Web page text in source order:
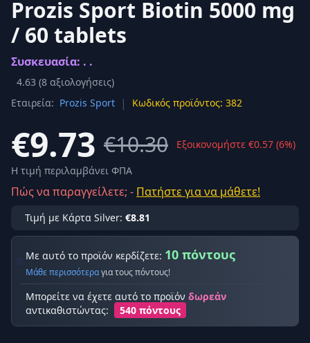
Prozis Sport Biotin 5000 mg
/ 60 tablets
Συσκευασία: . .
4.63 (8 αξιολογήσεις)
Εταιρεία: Prozis Sport | Κωδικός προϊόντος: 382
€9.73 €10.30
Εξοικονομήστε €0.57 (6%)
Η τιμή περιλαμβάνει ΦΠΑ
Πώς να παραγγείλετε; - Πατήστε για να μάθετε!
Τιμή με Κάρτα Silver: €8.81
Με αυτό το προϊόν κερδίζετε: 10 πόντους
Μάθε περισσότεραγια τους πόντους!
Μπορείτε να έχετε αυτό το προϊόν δωρεάν
αντικαθιστώντας:
540 πόντους